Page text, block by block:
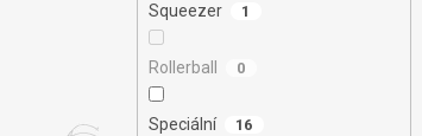
Squeezer 1
Rollerball 0
Speciální 16